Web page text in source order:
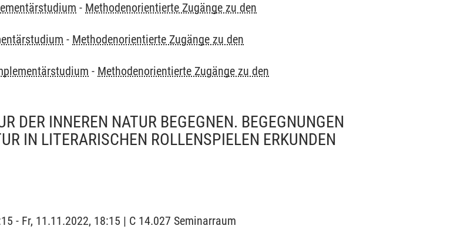
- Methodenorientierte Zugänge zu den
- Methodenorientierte Zugänge zu den
- Methodenorientierte Zugänge zu den
DER INNEREN NATUR BEGEGNEN. BEGEGNUNGEN V
IN LITERARISCHEN ROLLENSPIELEN ERKUNDEN
- Fr, 11.11.2022, 18:15 | C 14.027 Seminarraum